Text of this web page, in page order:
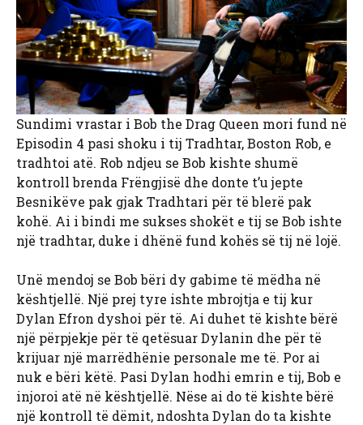
Sundimi vrastar i Bob the Drag Queen mori fund në
Episodin 4 pasi shoku i tij Tradhtar, Boston Rob, e
tradhtoi atë. Rob ndjeu se Bob kishte shumë
kontroll brenda Frëngjisë dhe donte t’u jepte
Besnikëve pak gjak Tradhtari për të blerë pak
kohë. Ai i bindi me sukses shokët e tij se Bob ishte
një tradhtar, duke i dhënë fund kohës së tij në lojë.
Unë mendoj se Bob bëri dy gabime të mëdha në
kështjellë. Një prej tyre ishte mbrojtja e tij kur
Dylan Efron dyshoi për të. Ai duhet të kishte bërë
një përpjekje për të qetësuar Dylanin dhe për të
krijuar një marrëdhënie personale me të. Por ai
nuk e bëri këtë. Pasi Dylan hodhi emrin e tij, Bob e
injoroi atë në kështjellë. Nëse ai do të kishte bërë
një kontroll të dëmit, ndoshta Dylan do ta kishte